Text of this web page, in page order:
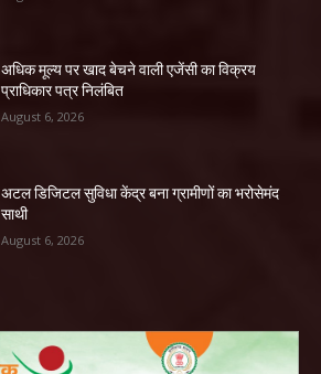
अधिक मूल्य पर खाद बेचने वाली एजेंसी का विक्रय
प्राधिकार पत्र निलंबित
August 6, 2026
अटल डिजिटल सुविधा केंद्र बना ग्रामीणों का भरोसेमंद
साथी
August 6, 2026